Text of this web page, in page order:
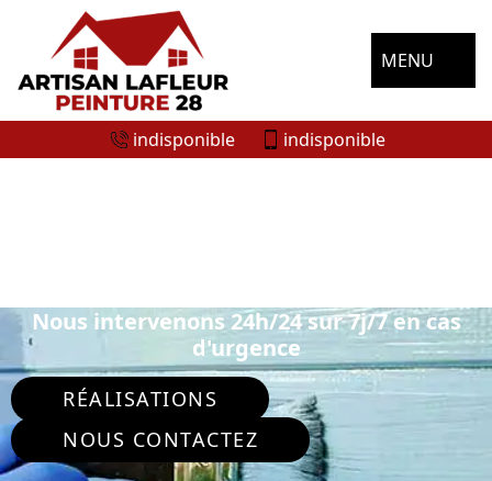
MENU
indisponible indisponible
Nous intervenons 24h/24 sur 7j/7 en cas
d'urgence
RÉALISATIONS
NOUS CONTACTEZ